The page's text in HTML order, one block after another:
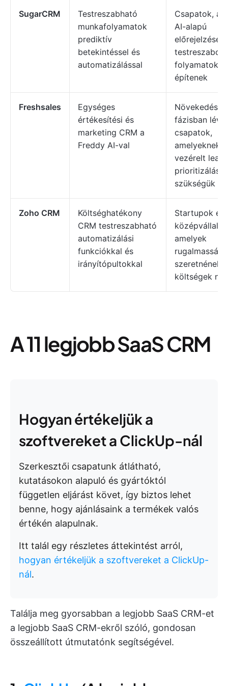
SugarCRM
Testreszabható
munkafolyamatok
prediktív
betekintéssel és
automatizálással
Csapatok,
AI-alapú
testreszabott
folyamatokat
építenek
Freshsales
Egységes
értékesítési és
marketing CRM a
Freddy AI-val
Növekedési
fázisban lévő
csapatok,
amelyeknek
vezérelt lead-
szükségük
Zoho CRM
Költséghatékony
CRM testreszabható
automatizálási
funkciókkal és
irányítópultokkal
Startupok és
amelyek
szeretnének
költségek
A 11 legjobb SaaS CRM
Hogyan értékeljük a
szoftvereket a ClickUp-nál
Szerkesztői csapatunk átlátható,
kutatásokon alapuló és gyártóktól
független eljárást követ, így biztos lehet
benne, hogy ajánlásaink a termékek valós
értékén alapulnak.
Itt talál egy részletes áttekintést arról,
hogyan értékeljük a szoftvereket a ClickUp-
nál.
Találja meg gyorsabban a legjobb SaaS CRM-et
a legjobb SaaS CRM-ekről szóló, gondosan
összeállított útmutatónk segítségével.